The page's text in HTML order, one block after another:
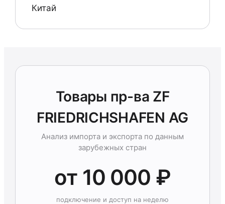
Китай
Товары пр-ва ZF
FRIEDRICHSHAFEN AG
Анализ импорта и экспорта по данным
зарубежных стран
от 10 000 ₽
подключение и доступ на неделю